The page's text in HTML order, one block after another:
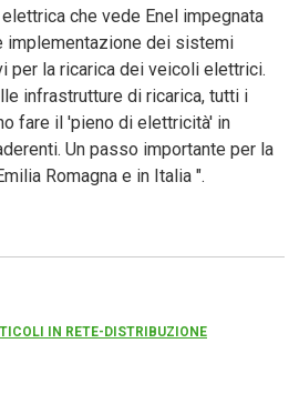
che vede Enel impegnata
implementazione dei sistemi
per la ricarica dei veicoli elettrici.
infrastrutture di ricarica, tutti i
fare il 'pieno di elettricità' in
Un passo importante per la
Romagna e in Italia ".
IN RETE-DISTRIBUZIONE